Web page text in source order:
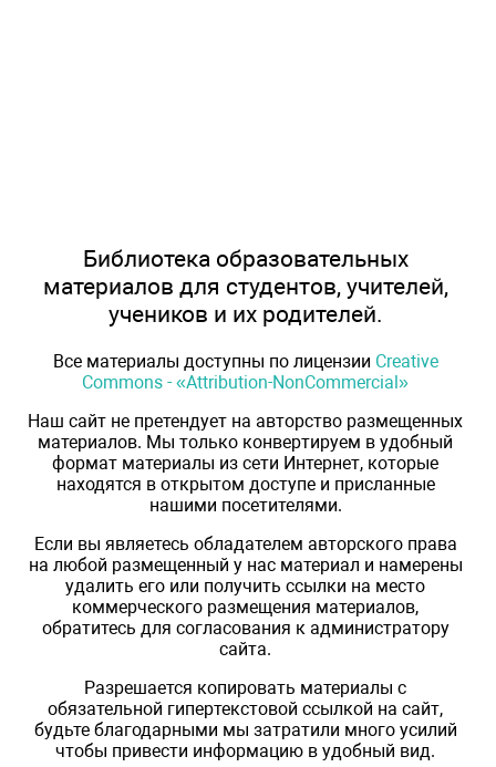
Библиотека образовательных
материалов для студентов, учителей,
учеников и их родителей.
Все материалы доступны по лицензии Creative
Commons - «Attribution-NonCommercial»
Наш сайт не претендует на авторство размещенных
материалов. Мы только конвертируем в удобный
формат материалы из сети Интернет, которые
находятся в открытом доступе и присланные
нашими посетителями.
Если вы являетесь обладателем авторского права
на любой размещенный у нас материал и намерены
удалить его или получить ссылки на место
коммерческого размещения материалов,
обратитесь для согласования к администратору
сайта.
Разрешается копировать материалы с
обязательной гипертекстовой ссылкой на сайт,
будьте благодарными мы затратили много усилий
чтобы привести информацию в удобный вид.